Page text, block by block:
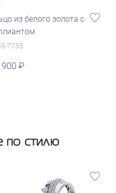
из белого золота с
7735
по стилю